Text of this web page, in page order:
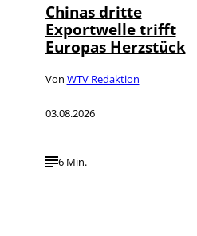
Chinas dritte
Exportwelle trifft
Europas Herzstück
Von WTV Redaktion
03.08.2026
6 Min.